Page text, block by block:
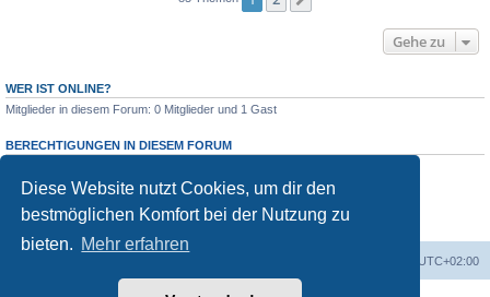
Diese Website nutzt Cookies, um dir den
bestmöglichen Komfort bei der Nutzung zu
bieten. Mehr erfahren
Gehe zu
WER IST ONLINE?
Mitglieder in diesem Forum: 0 Mitglieder und 1 Gast
BERECHTIGUNGEN IN DIESEM FORUM
Du darfst
keine Antworten zu Themen in diesem Forum erstellen.
Du darfst deine Beiträge in diesem Forumnichtändern.
Du darfst deine Beiträge in diesem Forum nicht löschen.
keine
UTC+02:00